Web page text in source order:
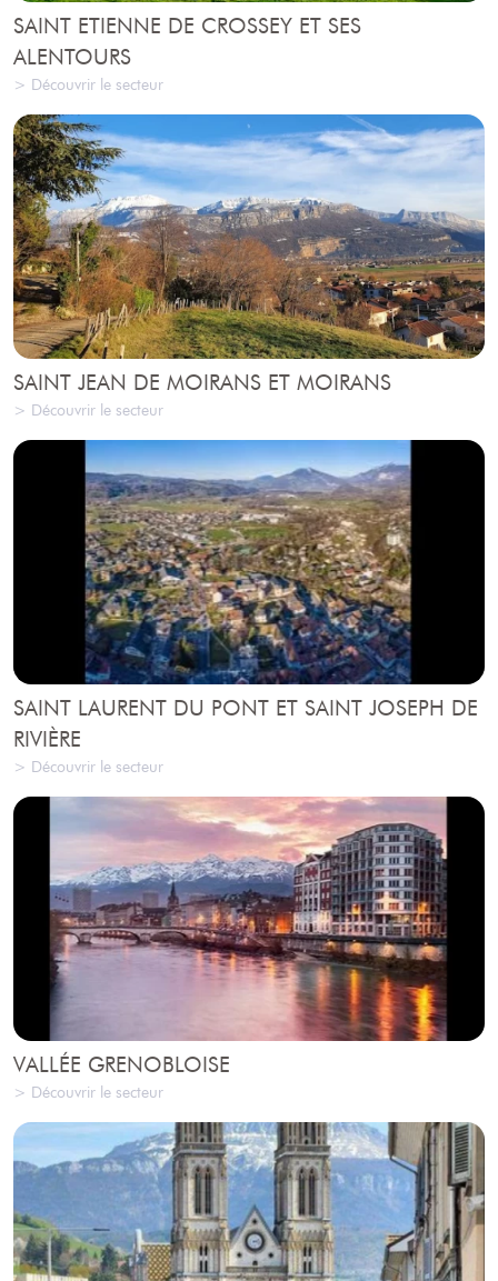
SAINT ETIENNE DE CROSSEY ET SES
ALENTOURS
> Découvrir le secteur
SAINT JEAN DE MOIRANS ET MOIRANS
> Découvrir le secteur
SAINT LAURENT DU PONT ET SAINT JOSEPH DE
RIVIÈRE
> Découvrir le secteur
VALLÉE GRENOBLOISE
> Découvrir le secteur